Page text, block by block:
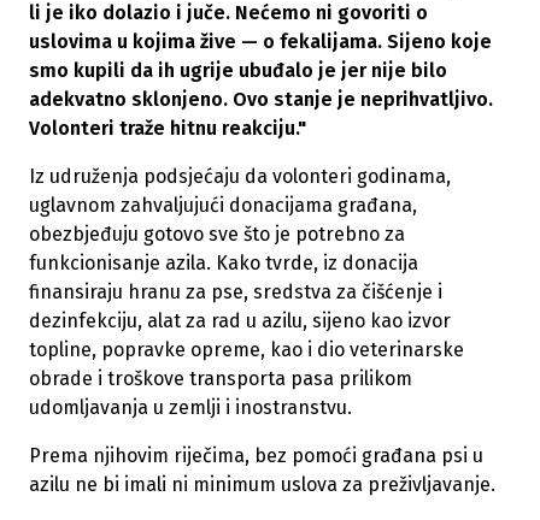
li je iko dolazio i juče. Nećemo ni govoriti o
uslovima u kojima žive — o fekalijama. Sijeno koje
smo kupili da ih ugrije ubuđalo je jer nije bilo
adekvatno sklonjeno. Ovo stanje je neprihvatljivo.
Volonteri traže hitnu reakciju."
Iz udruženja podsjećaju da volonteri godinama,
uglavnom zahvaljujući donacijama građana,
obezbjeđuju gotovo sve što je potrebno za
funkcionisanje azila. Kako tvrde, iz donacija
finansiraju hranu za pse, sredstva za čišćenje i
dezinfekciju, alat za rad u azilu, sijeno kao izvor
topline, popravke opreme, kao i dio veterinarske
obrade i troškove transporta pasa prilikom
udomljavanja u zemlji i inostranstvu.
Prema njihovim riječima, bez pomoći građana psi u
azilu ne bi imali ni minimum uslova za preživljavanje.